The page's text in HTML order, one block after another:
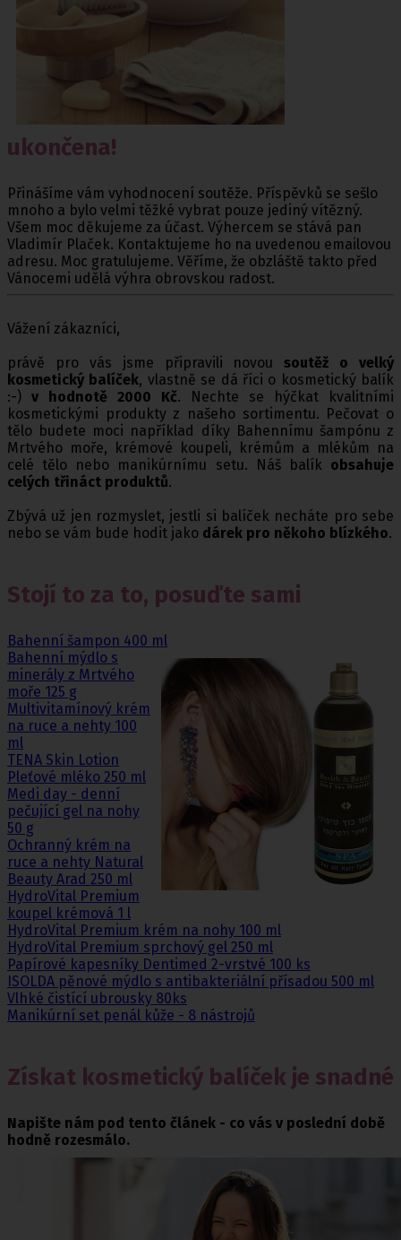
ukončena!
Přinášíme vám vyhodnocení soutěže. Příspěvků se sešlo
mnoho a bylo velmi těžké vybrat pouze jediný vítězný.
Všem moc děkujeme za účast. Výhercem se stává pan
Vladimír Plaček. Kontaktujeme ho na uvedenou emailovou
adresu. Moc gratulujeme. Věříme, že obzláště takto před
Vánocemi udělá výhra obrovskou radost.
Vážení zákazníci,
právě pro vás jsme připravili novousoutěž o velký
kosmetický balíček, vlastně se dá říci o kosmetický balík
:-) v hodnotě 2000 Kč. Nechte se hýčkat kvalitními
kosmetickými produkty z našeho sortimentu. Pečovat o
tělo budete moci například díky Bahennímu šampónu z
Mrtvého moře, krémové koupeli, krémům a mlékům na
celé tělo nebo manikúrnímu setu. Náš balík obsahuje
celých třináct produktů.
Zbývá už jen rozmyslet, jestli si balíček necháte pro sebe
nebo se vám bude hodit jako dárek pro někoho blízkého.
Stojí to za to, posuďte sami
Bahenní šampon 400 ml
Bahenní mýdlo s
minerály z Mrtvého
moře 125 g
Multivitamínový krém
na ruce a nehty 100
ml
TENA Skin Lotion
Pleťové mléko 250 ml
Medi day - denní
pečující gel na nohy
50 g
Ochranný krém na
ruce a nehty Natural
Beauty Arad 250 ml
HydroVital Premium
koupel krémová 1 l
HydroVital Premium krém na nohy 100 ml
HydroVital Premium sprchový gel 250 ml
Papírové kapesníky Dentimed 2-vrstvé 100 ks
ISOLDA pěnové mýdlo s antibakteriální přísadou 500 ml
Vlhké čistící ubrousky 80ks
Manikúrní set penál kůže - 8 nástrojů
Získat kosmetický balíček je snadné
Napište nám pod tento článek - co vás v poslední době
hodně rozesmálo.